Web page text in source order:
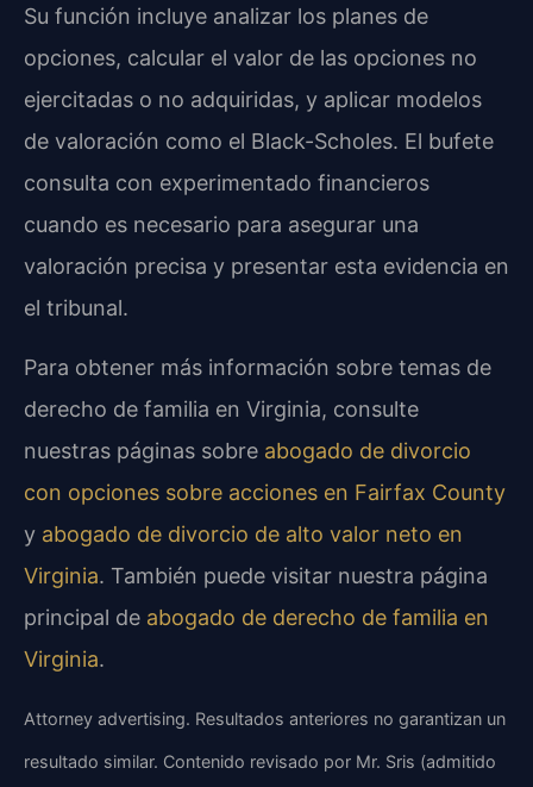
Su función incluye analizar los planes de
opciones, calcular el valor de las opciones no
ejercitadas o no adquiridas, y aplicar modelos
de valoración como el Black-Scholes. El bufete
consulta con experimentado financieros
cuando es necesario para asegurar una
valoración precisa y presentar esta evidencia en
el tribunal.
Para obtener más información sobre temas de
derecho de familia en Virginia, consulte
nuestras páginas sobre abogado de divorcio
con opciones sobre acciones en Fairfax County
y abogado de divorcio de alto valor neto en
Virginia. También puede visitar nuestra página
principal de abogado de derecho de familia en
Virginia.
Attorney advertising. Resultados anteriores no garantizan un
resultado similar. Contenido revisado por Mr. Sris (admitido